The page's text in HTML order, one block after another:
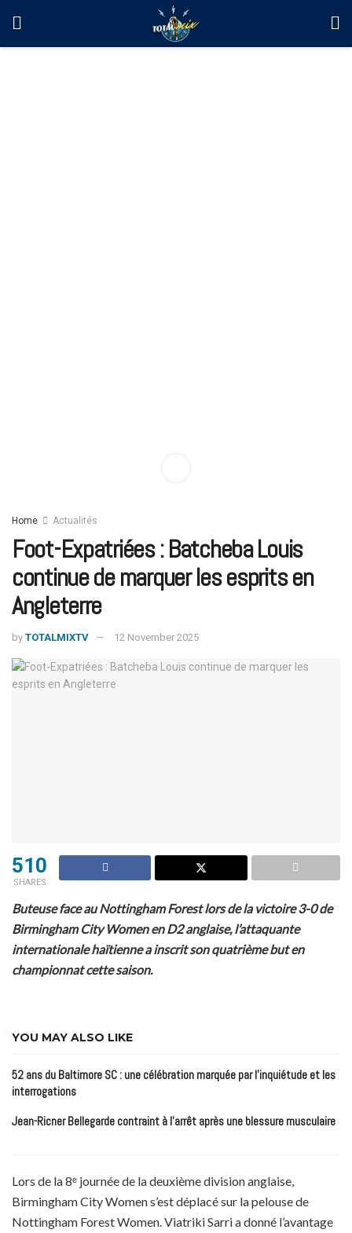
Home Actualités
Foot-Expatriées : Batcheba Louis
continue de marquer les esprits en
Angleterre
by TOTALMIXTV 12 November 2025
510
SHARES
Buteuse face au Nottingham Forest lors de la victoire 3-0 de
Birmingham City Women en D2 anglaise, l’attaquante
internationale haïtienne a inscrit son quatrième but en
championnat cette saison.
YOU MAY ALSO LIKE
52 ans du Baltimore SC : une célébration marquée par l’inquiétude et les
interrogations
Jean-Ricner Bellegarde contraint à l’arrêt après une blessure musculaire
Lors de la 8ᵉ journée de la deuxième division anglaise,
Birmingham City Women s’est déplacé sur la pelouse de
Nottingham Forest Women. Viatriki Sarri a donné l’avantage